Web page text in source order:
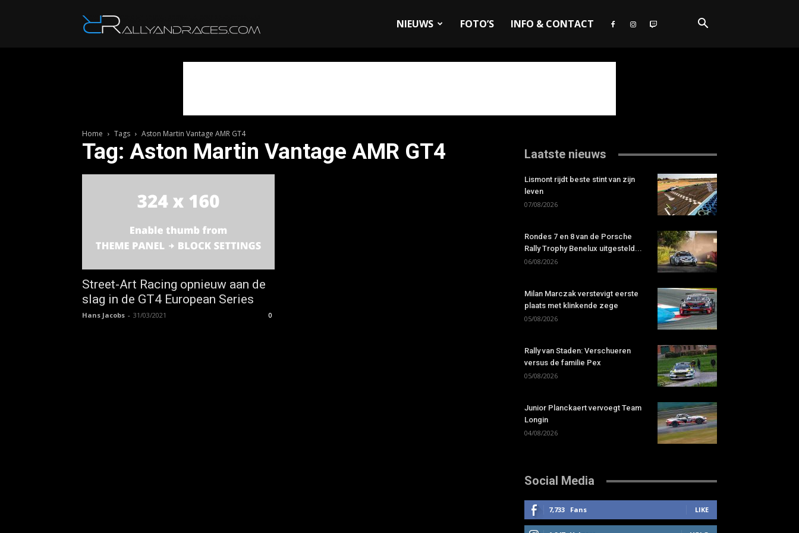
NIEUWS FOTO’S INFO & CONTACT
Home Tags Aston Martin Vantage AMR GT4
Tag: Aston Martin Vantage AMR GT4
Street-Art Racing opnieuw aan de
slag in de GT4 European Series
Hans Jacobs - 31/03/2021 0
Laatste nieuws
Lismont rijdt beste stint van zijn
leven
07/08/2026
Rondes 7 en 8 van de Porsche
Rally Trophy Benelux uitgesteld...
06/08/2026
Milan Marczak verstevigt eerste
plaats met klinkende zege
05/08/2026
Rally van Staden: Verschueren
versus de familie Pex
05/08/2026
Junior Planckaert vervoegt Team
Longin
04/08/2026
Social Media
7,733 Fans LIKE